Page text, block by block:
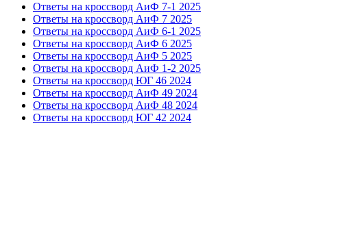
Ответы на кроссворд АиФ 7-1 2025
Ответы на кроссворд АиФ 7 2025
Ответы на кроссворд АиФ 6-1 2025
Ответы на кроссворд АиФ 6 2025
Ответы на кроссворд АиФ 5 2025
Ответы на кроссворд АиФ 1-2 2025
Ответы на кроссворд ЮГ 46 2024
Ответы на кроссворд АиФ 49 2024
Ответы на кроссворд АиФ 48 2024
Ответы на кроссворд ЮГ 42 2024